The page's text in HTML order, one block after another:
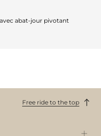
abat-jour pivotant
Free ride to the top